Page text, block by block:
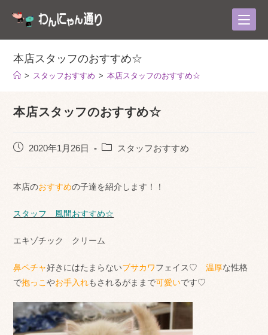
本店スタッフのおすすめ☆
> スタッフおすすめ > 本店スタッフのおすすめ☆
本店スタッフのおすすめ☆
投
開
2020年1月26日
投
テ
リ
スタッフおすすめ
本店のおすすめの子達を紹介します！！
スタッフ 風間おすすめ☆
エキゾチック クリーム
鼻ペチャ好きにはたまらないブサカワフェイス♡温厚な性格
で抱っこやお手入れもされるがままで可愛いです♡